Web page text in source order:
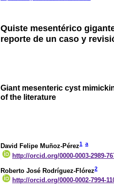
Quiste mesentérico
reporte de un caso y
Giant mesenteric cyst
of the literature
David Felipe Muñoz-Pérez1 a
http://orcid.org/0000-0003-2989-
Roberto José Rodríguez-Flórez2
http://orcid.org/0000-0002-7994-